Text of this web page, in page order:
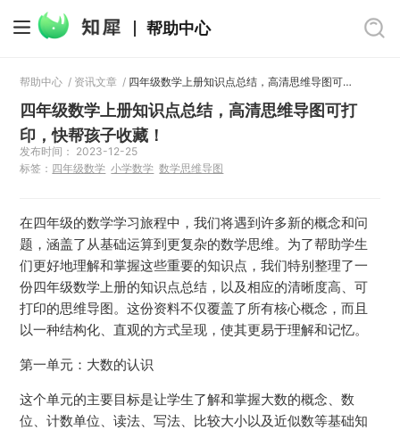
帮助中心
帮助中心 / 资讯文章 / 四年级数学上册知识点总结，高清思维导图可打印，快帮孩子收藏！
四年级数学上册知识点总结，高清思维导图可打
印，快帮孩子收藏！
发布时间： 2023-12-25
标签： 四年级数学 小学数学 数学思维导图
在四年级的数学学习旅程中，我们将遇到许多新的概念和问
题，涵盖了从基础运算到更复杂的数学思维。为了帮助学生
们更好地理解和掌握这些重要的知识点，我们特别整理了一
份四年级数学上册的知识点总结，以及相应的清晰度高、可
打印的思维导图。这份资料不仅覆盖了所有核心概念，而且
以一种结构化、直观的方式呈现，使其更易于理解和记忆。
第一单元：大数的认识
这个单元的主要目标是让学生了解和掌握大数的概念、数
位、计数单位、读法、写法、比较大小以及近似数等基础知